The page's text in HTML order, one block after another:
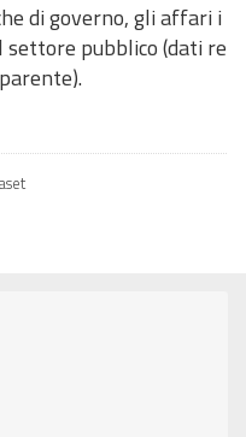
di governo, gli affari i
pubblico (dati re